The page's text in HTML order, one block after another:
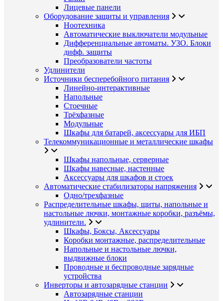
Лицевые панели
Оборудование защиты и управления
Ноотехника
Автоматические выключатели модульные
Дифференциальные автоматы. УЗО. Блоки
дифф. защиты
Преобразователи частоты
Удлинители
Источники бесперебойного питания
Линейно-интерактивные
Напольные
Стоечные
Трёхфазные
Модульные
Шкафы для батарей, аксессуары для ИБП
Телекоммуникационные и металлические шкафы
Шкафы напольные, серверные
Шкафы навесные, настенные
Аксессуары для шкафов и стоек
Автоматические стабилизаторы напряжения
Одно/трехфазные
Распределительные шкафы, щиты, напольные и
настольные лючки, монтажные коробки, разъёмы,
удлинители.
Шкафы, Боксы, Аксессуары
Коробки монтажные, распределительные
Напольные и настольные лючки,
выдвижные блоки
Проводные и беспроводные зарядные
устройства
Инверторы и автозарядные станции
Автозарядные станции